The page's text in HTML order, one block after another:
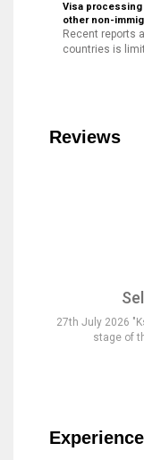
Visa processing
other non-
Recent reports
countries is
Reviews
27th July 2026
stage of